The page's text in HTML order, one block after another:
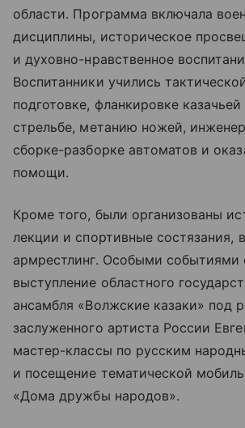
области. Программа включала
дисциплины, историческое
и духовно-нравственное
Воспитанники учились
подготовке, фланкировке
стрельбе, метанию ножей,
сборке-разборке автоматов и
помощи.
Кроме того, были организованы
лекции и спортивные состязания,
армрестлинг. Особыми событиями
выступление областного
ансамбля «Волжские казаки» под
заслуженного артиста России
мастер-классы по русским
и посещение тематической
«Дома дружбы народов».